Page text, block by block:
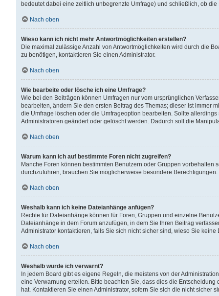
bedeutet dabei eine zeitlich unbegrenzte Umfrage) und schließlich, ob
Nach oben
Wieso kann ich nicht mehr Antwortmöglichkeiten erstellen?
Die maximal zulässige Anzahl von Antwortmöglichkeiten wird durch die
zu benötigen, kontaktieren Sie einen Administrator.
Nach oben
Wie bearbeite oder lösche ich eine Umfrage?
Wie bei den Beiträgen können Umfragen nur vom ursprünglichen
bearbeiten, ändern Sie den ersten Beitrag des Themas; dieser ist immer
die Umfrage löschen oder die Umfrageoption bearbeiten. Sollte
Administratoren geändert oder gelöscht werden. Dadurch soll die
Nach oben
Warum kann ich auf bestimmte Foren nicht zugreifen?
Manche Foren können bestimmten Benutzern oder Gruppen
durchzuführen, brauchen Sie möglicherweise besondere
Nach oben
Weshalb kann ich keine Dateianhänge anfügen?
Rechte für Dateianhänge können für Foren, Gruppen und einzelne
Dateianhänge in dem Forum anzufügen, in dem Sie Ihren Beitrag
Administrator kontaktieren, falls Sie sich nicht sicher sind, wieso Sie
Nach oben
Weshalb wurde ich verwarnt?
In jedem Board gibt es eigene Regeln, die meistens von der
eine Verwarnung erteilen. Bitte beachten Sie, dass dies die
hat. Kontaktieren Sie einen Administrator, sofern Sie sich die nicht sicher